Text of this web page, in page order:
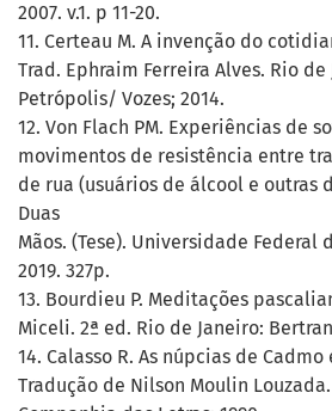
2007. v.1. p 11-20.
11. Certeau M. A invenção do
Trad. Ephraim Ferreira Alves. Rio de
Petrópolis/ Vozes; 2014.
12. Von Flach PM. Experiências de
movimentos de resistência entre
de rua (usuários de álcool e outras
Duas
Mãos. (Tese). Universidade Federal
2019. 327p.
13. Bourdieu P. Meditações
Miceli. 2ª ed. Rio de Janeiro:
14. Calasso R. As núpcias de
Tradução de Nilson Moulin Louzada.